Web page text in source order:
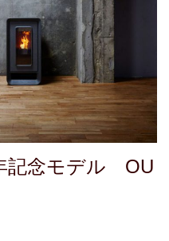
記念モデル OU